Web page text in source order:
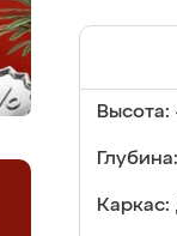
Высота:
Глубина:
Каркас: